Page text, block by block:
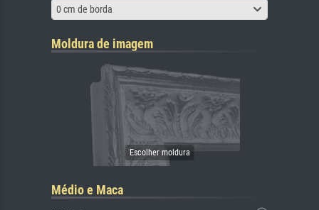
0 cm de borda
Moldura de imagem
Médio e Maca